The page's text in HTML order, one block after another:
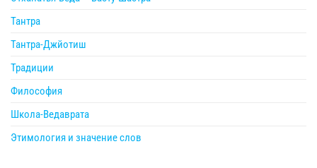
Тантра
Тантра-Джйотиш
Традиции
Философия
Школа-Ведаврата
Этимология и значение слов